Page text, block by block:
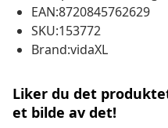
EAN:8720845762629
SKU:153772
Brand:vidaXL
Liker du det
et bilde av det!